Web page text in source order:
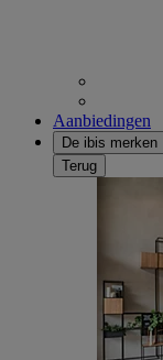
Aanbiedingen
De ibis merken
Terug